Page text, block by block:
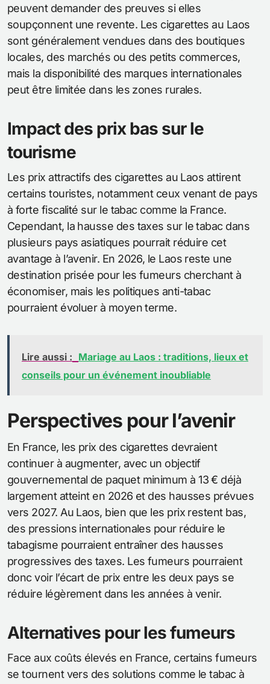
peuvent demander des preuves si elles
soupçonnent une revente. Les cigarettes au Laos
sont généralement vendues dans des boutiques
locales, des marchés ou des petits commerces,
mais la disponibilité des marques internationales
peut être limitée dans les zones rurales.
Impact des prix bas sur le
tourisme
Les prix attractifs des cigarettes au Laos attirent
certains touristes, notamment ceux venant de pays
à forte fiscalité sur le tabac comme la France.
Cependant, la hausse des taxes sur le tabac dans
plusieurs pays asiatiques pourrait réduire cet
avantage à l’avenir. En 2026, le Laos reste une
destination prisée pour les fumeurs cherchant à
économiser, mais les politiques anti-tabac
pourraient évoluer à moyen terme.
Lire aussi : Mariage au Laos : traditions, lieux et
conseils pour un événement inoubliable
Perspectives pour l’avenir
En France, les prix des cigarettes devraient
continuer à augmenter, avec un objectif
gouvernemental de paquet minimum à 13 € déjà
largement atteint en 2026 et des hausses prévues
vers 2027. Au Laos, bien que les prix restent bas,
des pressions internationales pour réduire le
tabagisme pourraient entraîner des hausses
progressives des taxes. Les fumeurs pourraient
donc voir l’écart de prix entre les deux pays se
réduire légèrement dans les années à venir.
Alternatives pour les fumeurs
Face aux coûts élevés en France, certains fumeurs
se tournent vers des solutions comme le tabac à